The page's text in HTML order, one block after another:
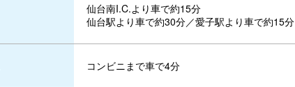
仙台南I.C.より車で約15分
仙台駅より車で約30分／愛子駅より車で約15分
コンビニまで車で4分